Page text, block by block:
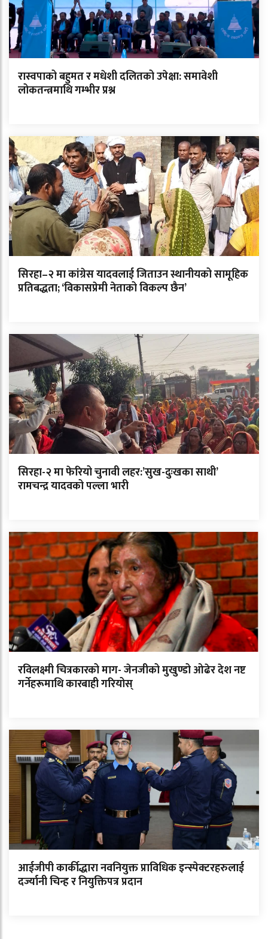
रास्वपाको बहुमत र मधेशी दलितको उपेक्षा: समावेशी
लोकतन्त्रमाथि गम्भीर प्रश्न
सिरहा–२ मा कांग्रेस यादवलाई जिताउन स्थानीयको सामूहिक
प्रतिबद्धता; ‘विकासप्रेमी नेताको विकल्प छैन’
सिरहा-२ मा फेरियो चुनावी लहर:’सुख-दुःखका साथी’
रामचन्द्र यादवको पल्ला भारी
रविलक्ष्मी चित्रकारको माग- जेनजीको मुखुण्डो ओढेर देश नष्ट
गर्नेहरूमाथि कारबाही गरियोस्
आईजीपी कार्कीद्धारा नवनियुक्त प्राविधिक इन्स्पेक्टरहरुलाई
दर्ज्यानी चिन्ह र नियुक्तिपत्र प्रदान